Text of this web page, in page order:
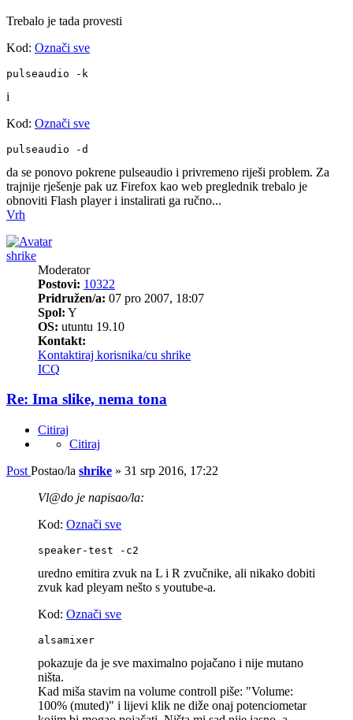
Trebalo je tada provesti
Kod: Označi sve
pulseaudio -k
i
Kod: Označi sve
pulseaudio -d
da se ponovo pokrene pulseaudio i privremeno riješi problem. Za
trajnije rješenje pak uz Firefox kao web preglednik trebalo je
obnoviti Flash player i instalirati ga ručno...
Vrh
shrike
Moderator
Postovi: 10322
Pridružen/a: 07 pro 2007, 18:07
Spol: Y
OS: utuntu 19.10
Kontakt:
Kontaktiraj korisnika/cu shrike
ICQ
Re: Ima slike, nema tona
Citiraj
Citiraj
Post Postao/la shrike » 31 srp 2016, 17:22
Vl@do je napisao/la:
Kod: Označi sve
speaker-test -c2
uredno emitira zvuk na L i R zvučnike, ali nikako dobiti
zvuk kad pleyam nešto s youtube-a.
Kod: Označi sve
alsamixer
pokazuje da je sve maximalno pojačano i nije mutano
ništa.
Kad miša stavim na volume controll piše: "Volume:
100% (muted)" i lijevi klik ne diže onaj potenciometar